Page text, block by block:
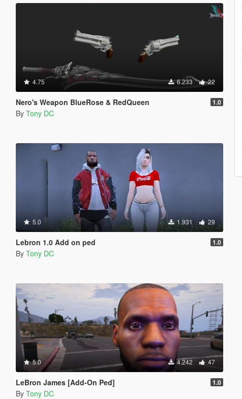
4.75 6.233 22
Nero's Weapon BlueRose & RedQueen 1.0
By Tony DC
5.0 1.931 29
Lebron 1.0 Add on ped 1.0
By Tony DC
5.0 4.242 47
LeBron James [Add-On Ped] 1.0
By Tony DC